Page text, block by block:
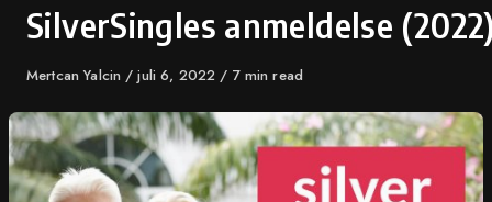
SilverSingles anmeldelse
Author
Mertcan Yalcin
Published
juli 6, 2022 7 min read